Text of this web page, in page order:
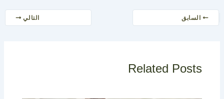
السابق التالي
Related Posts